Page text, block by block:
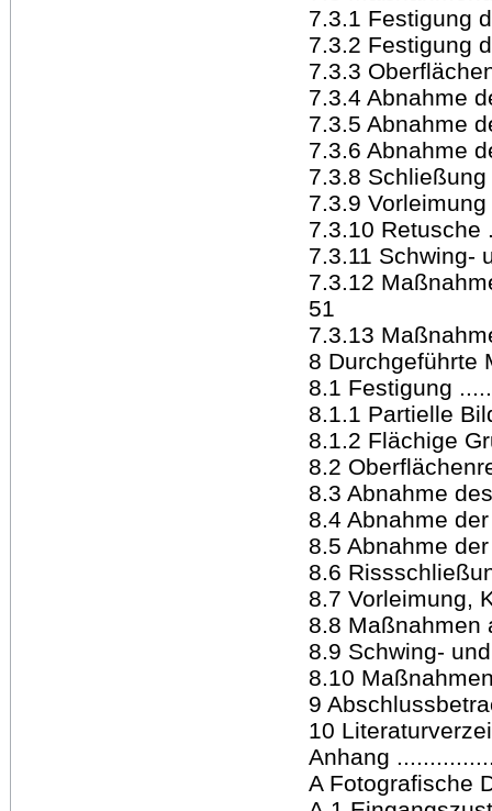
7.3.1 Festigung
7.3.2 Festigung
7.3.3
7.3.4 Abnahme
7.3.5 Abnahme
7.3.6 Abnahme
7.3.8
7.3.9
7.3.10 Retusche
7.3.11 Schwing-
7.3.12
51
7.3.13
8 Durchgeführte
8.1 Festigung
8.1.1 Partielle
8.1.2 Flächige
8.2
8.3 Abnahme
8.4 Abnahme
8.5 Abnahme
8.6
8.7 Vorleimung,
8.8 Maßnahmen
8.9 Schwing-
8.10
9
10
Anhang
A Fotografische